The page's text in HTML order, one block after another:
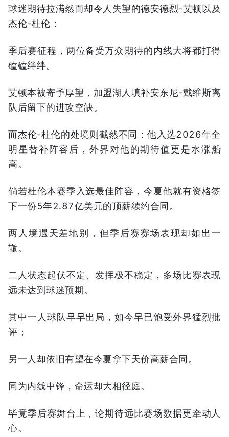
球迷期待拉满然而却令人失望的德安德烈-艾顿以及
杰伦-杜伦：
季后赛征程，两位备受万众期待的内线大将都打得
磕磕绊绊。
艾顿本被寄予厚望，加盟湖人填补安东尼-戴维斯离
队后留下的进攻空缺。
而杰伦-杜伦的处境则截然不同：他入选2026年全
明星替补阵容后，外界对他的期待值更是水涨船
高。
倘若杜伦本赛季入选最佳阵容，今夏他就有资格签
下一份5年2.87亿美元的顶薪续约合同。
两人境遇天差地别，但季后赛赛场表现却如出一
辙。
二人状态起伏不定、发挥极不稳定，多场比赛表现
远未达到球迷预期。
其中一人球队早早出局，如今早已饱受外界猛烈批
评；
另一人却依旧有望在今夏拿下天价高薪合同。
同为内线中锋，命运却大相径庭。
毕竟季后赛舞台上，论期待远比赛场数据更牵动人
心。